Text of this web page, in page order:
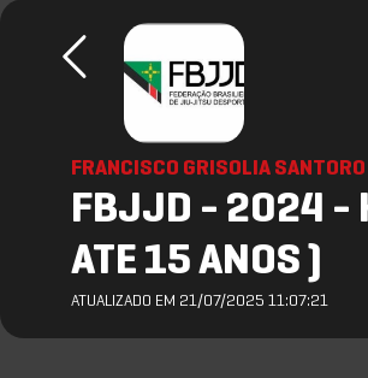
FRANCISCO GRISOLIA SANTORO
FBJJD - 2024 -
ATE 15 ANOS )
ATUALIZADO EM 21/07/2025 11:07:21